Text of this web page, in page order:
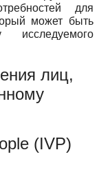
для
может быть
лиц,
(IVP)